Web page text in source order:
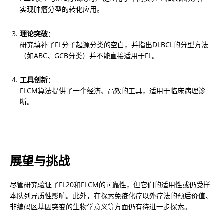
实现肿瘤分型的转化应用。
理论突破：
研究填补了FL分子起源分类的空白，并指出DLBCL的分型方法
（如ABC、GCB分类）并不能直接适用于FL。
工具创新：
FLCM算法提供了一个经济、高效的工具，适用于临床病理诊
断。
展望与挑战
尽管研究验证了FL20和FLCM的可靠性，但它们的适用性或仍受样
本队列异质性影响。此外，在探索免疫化疗以外疗法的预后价值、
非编码区基因突变的生物学意义等方面仍有待进一步探索。